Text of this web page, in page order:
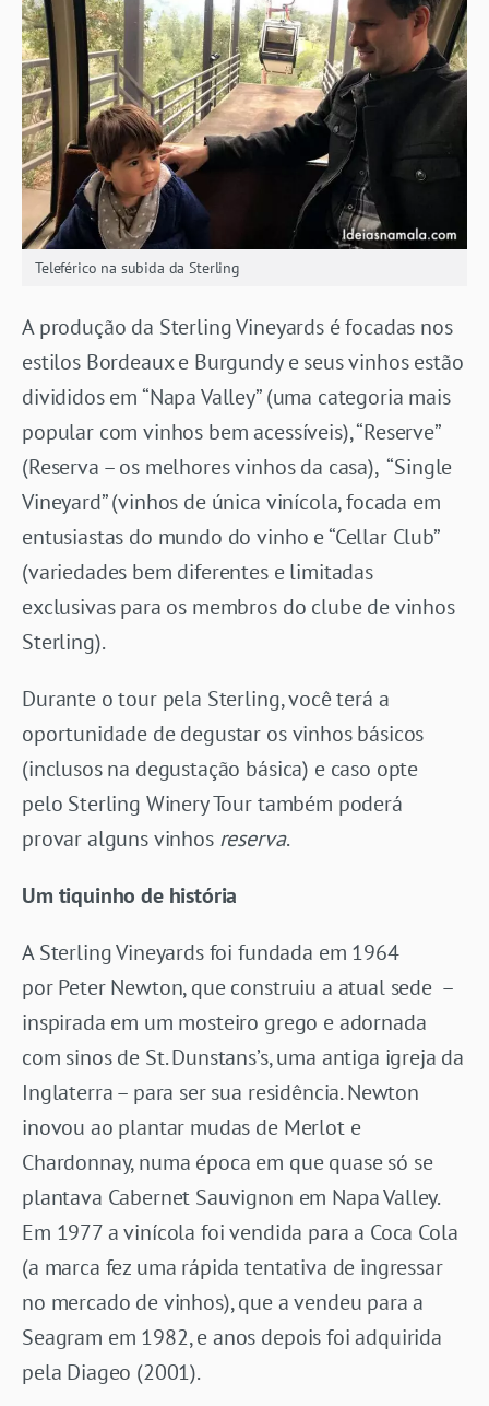
Teleférico na subida da Sterling
A produção da Sterling Vineyards é focadas nos
estilos Bordeaux e Burgundy e seus vinhos estão
divididos em “Napa Valley” (uma categoria mais
popular com vinhos bem acessíveis), “Reserve”
(Reserva – os melhores vinhos da casa), “Single
Vineyard” (vinhos de única vinícola, focada em
entusiastas do mundo do vinho e “Cellar Club”
(variedades bem diferentes e limitadas
exclusivas para os membros do clube de vinhos
Sterling).
Durante o tour pela Sterling, você terá a
oportunidade de degustar os vinhos básicos
(inclusos na degustação básica) e caso opte
pelo Sterling Winery Tour também poderá
provar alguns vinhos reserva.
Um tiquinho de história
A Sterling Vineyards foi fundada em 1964
por Peter Newton, que construiu a atual sede –
inspirada em um mosteiro grego e adornada
com sinos de St. Dunstans’s, uma antiga igreja da
Inglaterra – para ser sua residência. Newton
inovou ao plantar mudas de Merlot e
Chardonnay, numa época em que quase só se
plantava Cabernet Sauvignon em Napa Valley.
Em 1977 a vinícola foi vendida para a Coca Cola
(a marca fez uma rápida tentativa de ingressar
no mercado de vinhos), que a vendeu para a
Seagram em 1982, e anos depois foi adquirida
pela Diageo (2001).